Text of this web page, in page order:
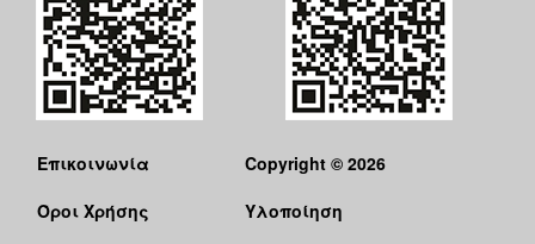
Επικοινωνία
Όροι Χρήσης
Copyright © 2026
Υλοποίηση